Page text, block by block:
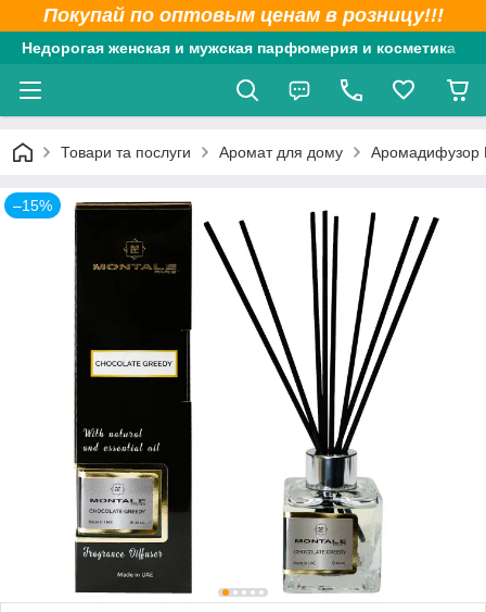
Покупай по оптовым ценам в розницу!!!
Недорогая женская и мужская парфюмерия и косметика
Товари та послуги Аромат для дому Аромадифузор
–15%